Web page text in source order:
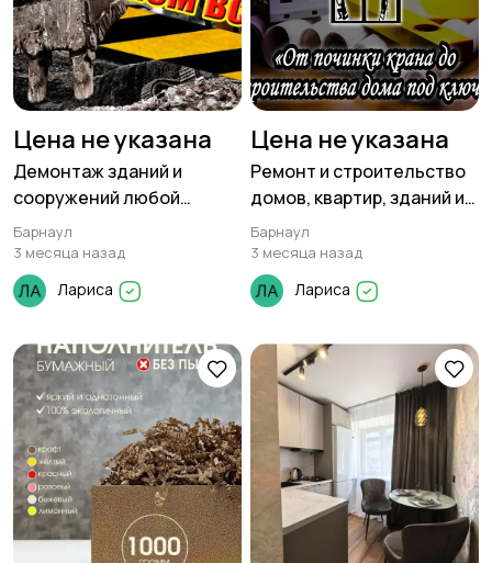
Цена не указана
Демонтаж зданий и
сооружений любой
сложности.
Барнаул
3 месяца назад
Лариса
Цена не указана
Ремонт и строительство
домов, квартир, зданий и
сооружений.
Барнаул
3 месяца назад
Лариса